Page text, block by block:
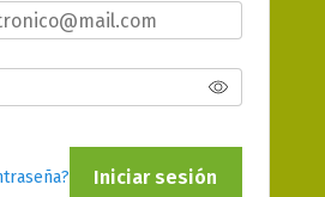
Iniciar sesión